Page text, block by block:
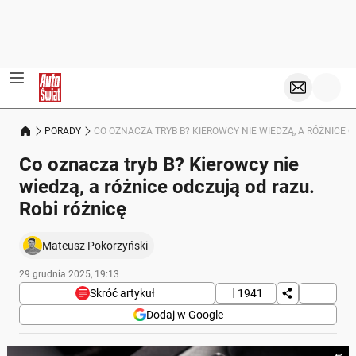
PORADY CO OZNACZA TRYB B? KIEROWCY NIE WIEDZĄ, A RÓŻNICE
Co oznacza tryb B? Kierowcy nie
wiedzą, a różnice odczują od razu.
Robi różnicę
Mateusz Pokorzyński
29 grudnia 2025, 19:13
Skróć artykuł
1941
Dodaj w Google